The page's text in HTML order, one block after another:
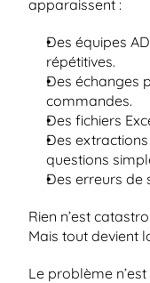
apparaissent :
Des équipes
répétitives.
Des échanges
commandes.
Des fichiers
Des
questions
Des erreurs de
Rien n’est
Mais tout devient
Le problème